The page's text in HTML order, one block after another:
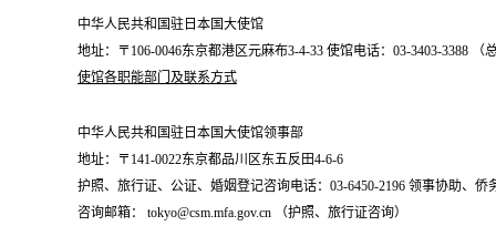
中华人民共和国驻日本国大使馆
地址：〒106-0046东京都港区元麻布3-4-33 使馆电话：03-3403-3388 （
使馆各职能部门及联系方式
中华人民共和国驻日本国大使馆领事部
地址：〒141-0022东京都品川区东五反田4-6-6
护照、旅行证、公证、婚姻登记咨询电话：03-6450-2196 领事协助、侨
咨询邮箱： tokyo@csm.mfa.gov.cn （护照、旅行证咨询）